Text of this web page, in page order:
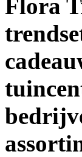
Flora